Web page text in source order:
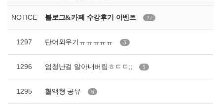
NOTICE 블로그&카페 수강후기 이벤트 77
1297 단어외우기ㅠㅠㅠㅠㅠ 3
1296 엄청난걸 알아내버림ㅎㄷㄷ;; 5
1295 혈액형 공유 6